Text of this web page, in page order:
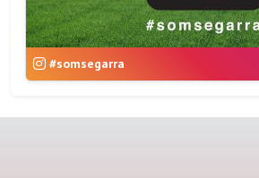
#somsegarra